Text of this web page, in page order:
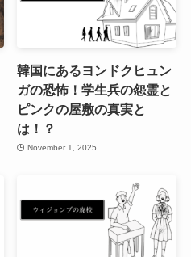
韓国にあるヨンドクヒュン
ガの恐怖！学生兵の怨霊と
ピンクの屋敷の真実と
は！？
November 1, 2025